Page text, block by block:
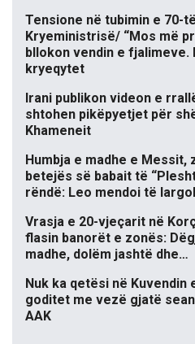
Tensione në tubimin e 70-
Kryeministrisë/ “Mos më
bllokon vendin e fjalimeve.
kryeqytet
Irani publikon videon e
shtohen pikëpyetjet për
Khameneit
Humbja e madhe e Messit,
betejës së babait të
rëndë: Leo mendoi të
Vrasja e 20-vjeçarit në
flasin banorët e zonës:
madhe, dolëm jashtë dhe…
Nuk ka qetësi në Kuvendin
goditet me vezë gjatë
AAK